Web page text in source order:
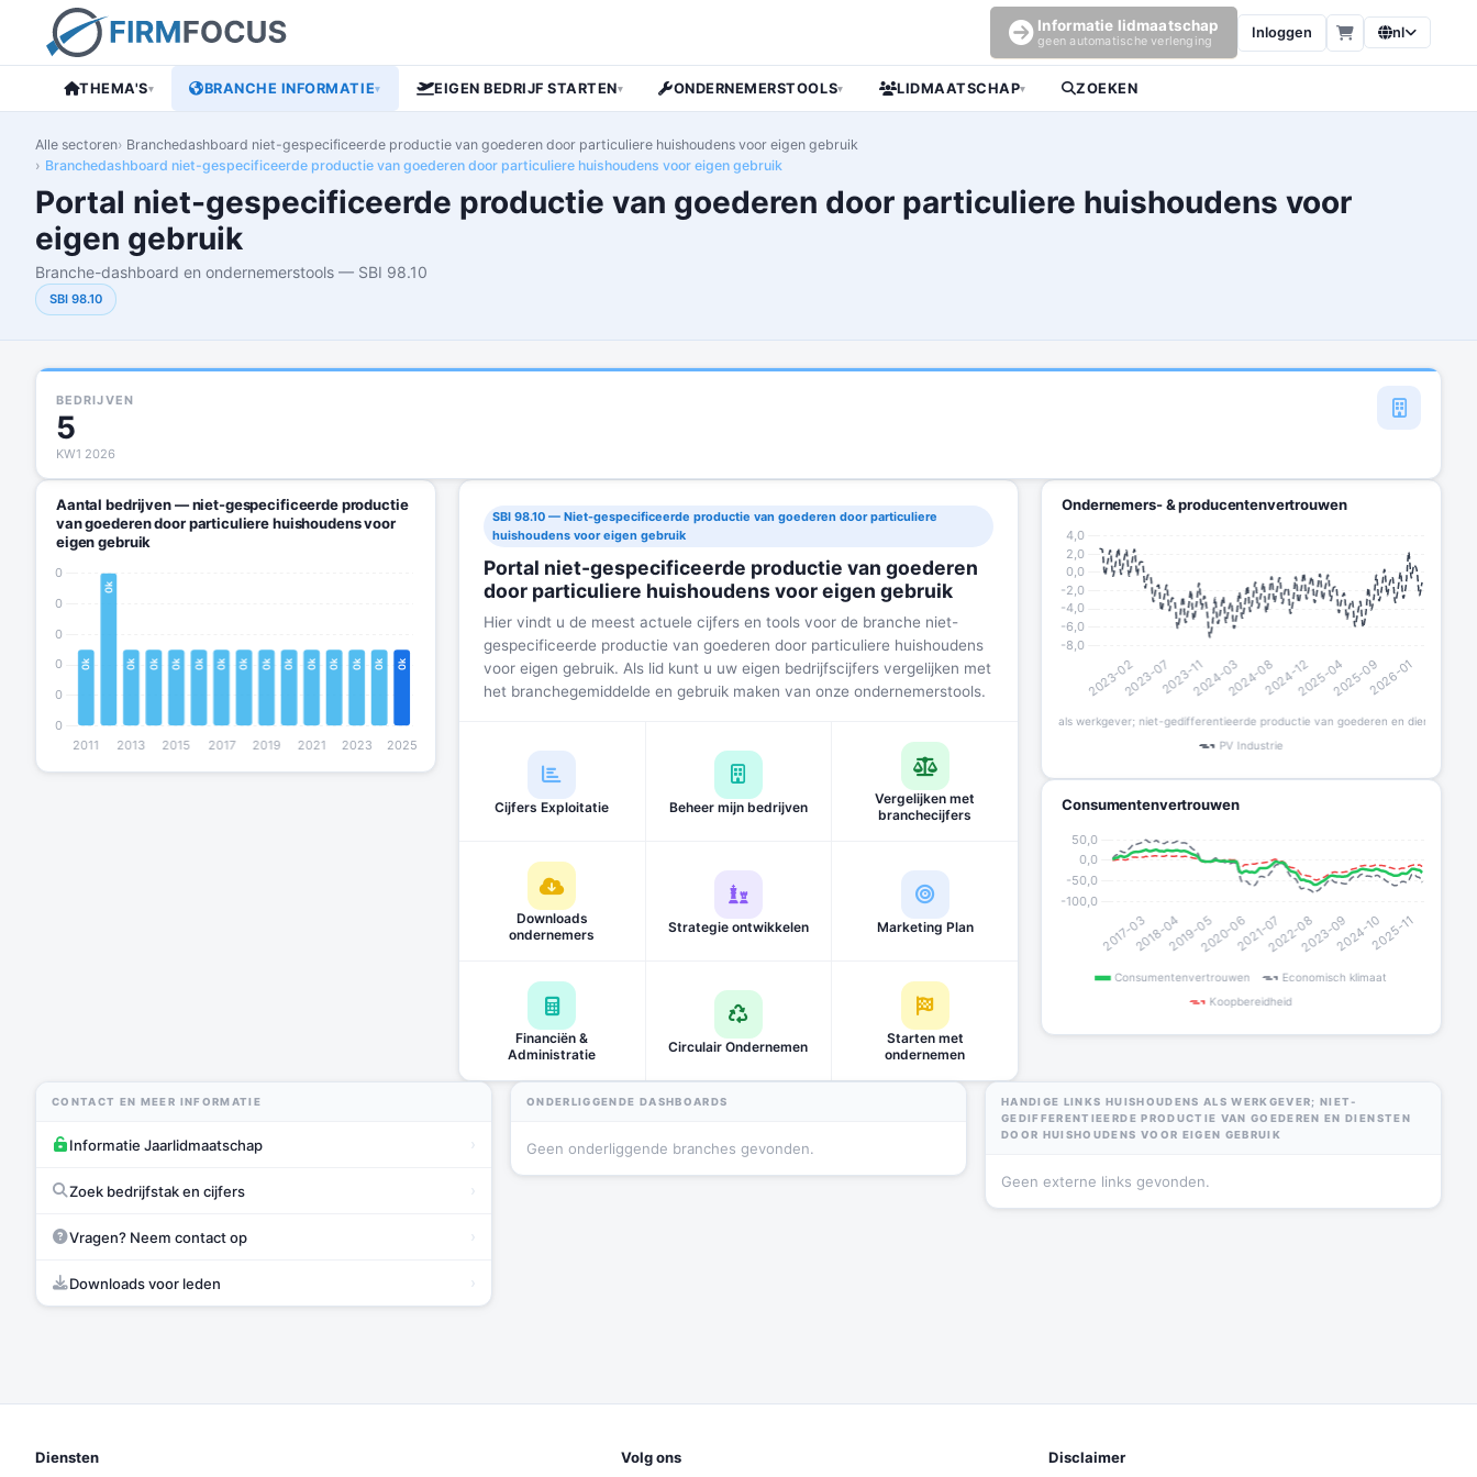
Informatie lidmaatschap
geen automatische verlenging
Inloggen nl
THEMA'S▾ BRANCHE INFORMATIE▾ EIGEN BEDRIJF STARTEN▾ ONDERNEMERSTOOLS▾ LIDMAATSCHAP▾ ZOEKEN
Alle sectoren Branchedashboard niet-gespecificeerde productie van goederen door particuliere huishoudens voor eigen gebruik
Branchedashboard niet-gespecificeerde productie van goederen door particuliere huishoudens voor eigen gebruik
Portal niet-gespecificeerde productie van goederen door particuliere huishoudens voor
eigen gebruik
Branche-dashboard en ondernemerstools — SBI 98.10
SBI 98.10
BEDRIJVEN
5
KW1 2026
Aantal bedrijven — niet-gespecificeerde productie
van goederen door particuliere huishoudens voor
eigen gebruik
SBI 98.10 — Niet-gespecificeerde productie van goederen door particuliere
huishoudens voor eigen gebruik
Portal niet-gespecificeerde productie van goederen
door particuliere huishoudens voor eigen gebruik
Hier vindt u de meest actuele cijfers en tools voor de branche niet-
gespecificeerde productie van goederen door particuliere huishoudens
voor eigen gebruik. Als lid kunt u uw eigen bedrijfscijfers vergelijken met
het branchegemiddelde en gebruik maken van onze ondernemerstools.
Cijfers Exploitatie Beheer mijn bedrijven
Vergelijken met
branchecijfers
Downloads
ondernemers
Strategie ontwikkelen Marketing Plan
Financiën &
Administratie
Circulair Ondernemen
Starten met
ondernemen
Ondernemers- & producentenvertrouwen
Consumentenvertrouwen
CONTACT EN MEER INFORMATIE
Informatie Jaarlidmaatschap ›
Zoek bedrijfstak en cijfers ›
Vragen? Neem contact op ›
Downloads voor leden ›
ONDERLIGGENDE DASHBOARDS
Geen onderliggende branches gevonden.
HANDIGE LINKS HUISHOUDENS ALS WERKGEVER; NIET-
GEDIFFERENTIEERDE PRODUCTIE VAN GOEDEREN EN DIENSTEN
DOOR HUISHOUDENS VOOR EIGEN GEBRUIK
Geen externe links gevonden.
Diensten Volg ons Disclaimer